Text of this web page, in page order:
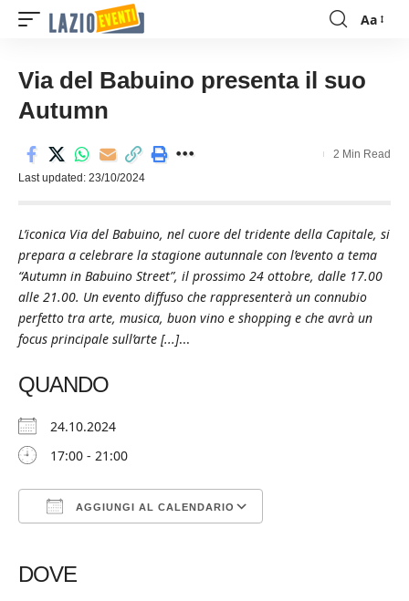
Font
Aa
Via del Babuino presenta il suo
Autumn
Last updated: 23/10/2024
2 Min Read
L’iconica Via del Babuino, nel cuore del tridente della Capitale, si
prepara a celebrare la stagione autunnale con l’evento a tema
“Autumn in Babuino Street”, il prossimo 24 ottobre, dalle 17.00
alle 21.00. Un evento diffuso che rappresenterà un connubio
perfetto tra arte, musica, buon vino e shopping e che avrà un
focus principale sull’arte [...]...
QUANDO
24.10.2024
17:00 - 21:00
AGGIUNGI AL CALENDARIO
DOVE